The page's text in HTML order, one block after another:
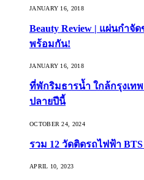
JANUARY 16, 2018
Beauty Review | แผ่นกำจั
พร้อมกัน!
JANUARY 16, 2018
ที่พักริมธารน้ำ ใกล้กรุงเท
ปลายปีนี้
OCTOBER 24, 2024
รวม 12 วัดติดรถไฟฟ้า
APRIL 10, 2023